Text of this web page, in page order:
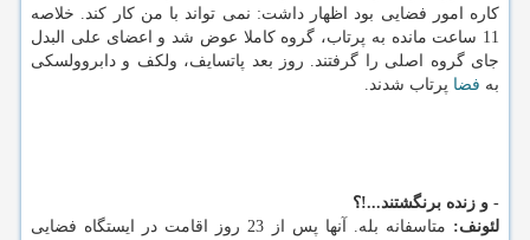
كاره امور فضایی بود اظهار داشت: نمی تواند با من كار كند. خلاصه
11 ساعت مانده به پرتاب، گروه كاملا عوض شد و اعضای علی البدل
جای گروه اصلی را گرفتند. روز بعد پاتسایف، ولكف و دابروولسكی
به فضا پرتاب شدند.
- و زنده برنگشتند...!؟
لئونف:
متاسفانه بله. آنها پس از 23 روز اقامت در ایستگاه فضایی